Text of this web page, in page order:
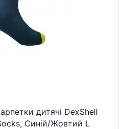
дитячі DexShell
Синій/Жовтий L